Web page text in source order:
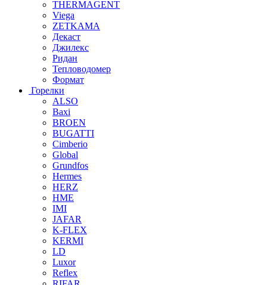
THERMAGENT
Viega
ZETKAMA
Декаст
Джилекс
Ридан
Тепловодомер
Формат
Горелки
ALSO
Baxi
BROEN
BUGATTI
Cimberio
Global
Grundfos
Hermes
HERZ
HME
IMI
JAFAR
K-FLEX
KERMI
LD
Luxor
Reflex